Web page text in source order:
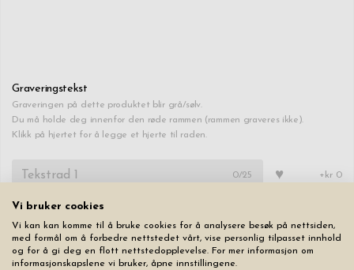
Graveringstekst
Graveringen på dette produktet blir grå/sølv.
Du må holde deg innenfor den røde rammen (rammen graveres ikke).
Klikk på hjertet for å legge et hjerte til raden.
0/25 ♥ +kr 0
0
Vi bruker cookies
Vi kan kan komme til å bruke cookies for å analysere besøk på nettsiden,
med formål om å forbedre nettstedet vårt, vise personlig tilpasset innhold
og for å gi deg en flott nettstedopplevelse. For mer informasjon om
informasjonskapslene vi bruker, åpne innstillingene.